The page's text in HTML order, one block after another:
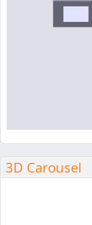
3D Carousel